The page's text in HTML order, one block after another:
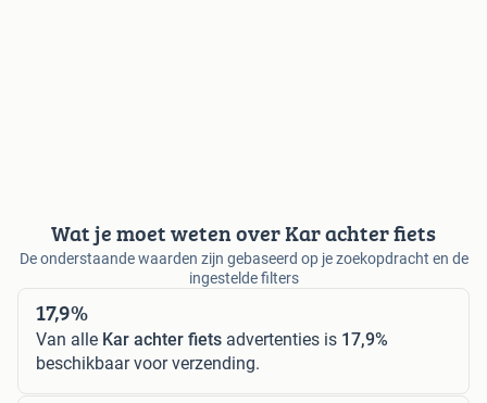
Wat je moet weten over Kar achter fiets
De onderstaande waarden zijn gebaseerd op je zoekopdracht en de
ingestelde filters
17,9%
Van alle Kar achter fiets advertenties is 17,9%
beschikbaar voor verzending.